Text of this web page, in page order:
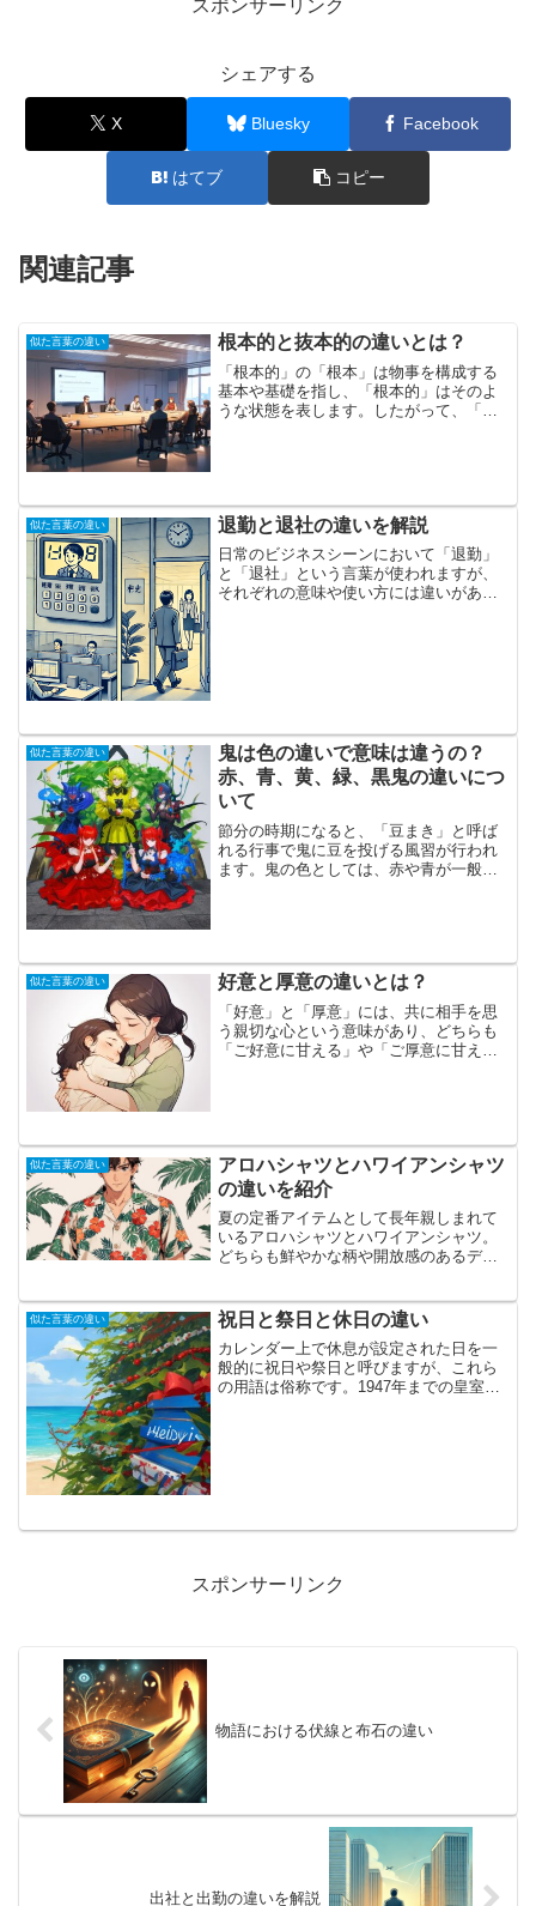
スポンサーリンク
シェアする
X Bluesky Facebook
はてブ コピー
関連記事
似た言葉の違い 根本的と抜本的の違いとは？
「根本的」の「根本」は物事を構成する
基本や基礎を指し、「根本的」はそのよ
うな状態を表します。したがって、「根
似た言葉の違い 退勤と退社の違いを解説
日常のビジネスシーンにおいて「退勤」
と「退社」という言葉が使われますが、
それぞれの意味や使い方には違いがあり
似た言葉の違い
鬼は色の違いで意味は違うの？
赤、青、黄、緑、黒鬼の違いにつ
いて
節分の時期になると、「豆まき」と呼ば
れる行事で鬼に豆を投げる風習が行われ
ます。鬼の色としては、赤や青が一般的
似た言葉の違い 好意と厚意の違いとは？
「好意」と「厚意」には、共に相手を思
う親切な心という意味があり、どちらも
「ご好意に甘える」や「ご厚意に甘え
似た言葉の違い
アロハシャツとハワイアンシャツ
の違いを紹介
夏の定番アイテムとして長年親しまれて
いるアロハシャツとハワイアンシャツ。
どちらも鮮やかな柄や開放感のあるデザ
テムです。そのため、見た目の印象が似
ていることから、これらを...
似た言葉の違い 祝日と祭日と休日の違い
カレンダー上で休息が設定された日を一
般的に祝日や祭日と呼びますが、これら
の用語は俗称です。1947年までの皇室祭
スポンサーリンク
物語における伏線と布石の違い
出社と出勤の違いを解説